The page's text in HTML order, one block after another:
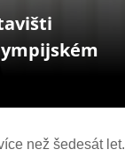
než šedesát let.